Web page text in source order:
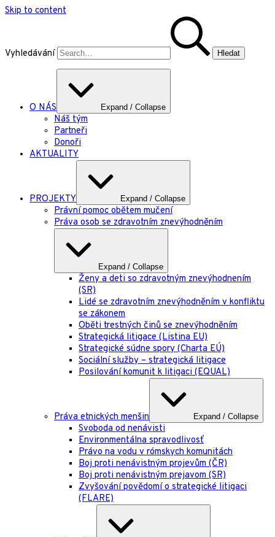
Skip to content
Vyhledávání
O NÁS Expand / Collapse
Náš tým
Partneři
Donoři
AKTUALITY
PROJEKTY Expand / Collapse
Právní pomoc obětem mučení
Práva osob se zdravotním znevýhodněním
Expand / Collapse
Ženy a deti so zdravotným znevýhodnením
(SR)
Lidé se zdravotním znevýhodněním v konfliktu
se zákonem
Oběti trestných činů se znevýhodněním
Strategická litigace (Listina EU)
Strategické súdne spory (Charta EÚ)
Sociální služby – strategická litigace
Posilování komunit k litigaci (EQUAL)
Práva etnických menšin Expand / Collapse
Svoboda od nenávisti
Environmentálna spravodlivosť
Právo na vodu v rómskych komunitách
Boj proti nenávistným projevům (ČR)
Boj proti nenávistným prejavom (SR)
Zvyšování povědomí o strategické litigaci
(FLARE)